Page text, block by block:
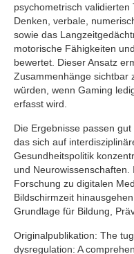
psychometrisch
Denken, verbale,
sowie das
motorische Fähigkeiten
bewertet. Dieser Ansatz
Zusammenhänge sichtbar
würden, wenn Gaming
erfasst wird.
Die Ergebnisse passen
das sich auf
Gesundheitspolitik
und
Forschung zu digitalen
Bildschirmzeit
Grundlage für Bildung,
Originalpublikation: The
dysregulation: A